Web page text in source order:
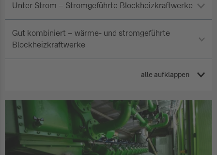
Unter Strom – Stromgeführte Blockheizkraftwerke
Gut kombiniert – wärme- und stromgeführte
Blockheizkraftwerke
alle aufklappen